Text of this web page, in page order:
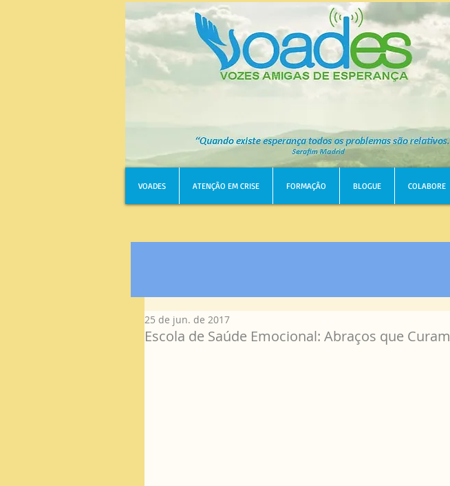
VOADES ATENÇÃO EM CRISE FORMAÇÃO BLOGUE COLABORE
Escola de Saúde Emocional: Abraços que Curam
25 de jun. de 2017